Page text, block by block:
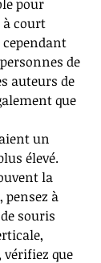
pour
à court
de
auteurs de
que
un
élevé.
la
pensez à
souris
vérifiez que